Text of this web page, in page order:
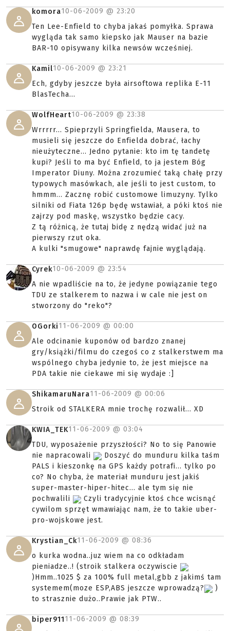
komora10-06-2009 @ 23:20
Ten Lee-Enfield to chyba jakaś pomyłka. Sprawa
wygląda tak samo kiepsko jak Mauser na bazie
BAR-10 opisywany kilka newsów wcześniej.
Kamil10-06-2009 @ 23:21
Ech, gdyby jeszcze była airsoftowa replika E-11
BlasTecha...
WolfHeart10-06-2009 @ 23:38
Wrrrrr... Spieprzyli Springfielda, Mausera, to
musieli się jeszcze do Enfielda dobrać, łachy
nieużyteczne... Jedno pytanie: kto im tę tandetę
kupi? Jeśli to ma być Enfield, to ja jestem Bóg
Imperator Diuny. Można zrozumieć taką chałę przy
typowych masówkach, ale jeśli to jest custom, to
hmmm... Zacznę robić customowe limuzyny. Tylko
silniki od Fiata 126p będę wstawiał, a póki ktoś nie
zajrzy pod maskę, wszystko będzie cacy.
Z tą różnicą, że tutaj bidę z nędzą widać już na
pierwszy rzut oka.
A kulki "smugowe" naprawdę fajnie wyglądają.
Cyrek10-06-2009 @ 23:54
A nie wpadliście na to, że jedyne powiązanie tego
TDU ze stalkerem to nazwa i w cale nie jest on
stworzony do "reko"?
OGorki11-06-2009 @ 00:00
Ale odcinanie kuponów od bardzo znanej
gry/książki/filmu do czegoś co z stalkerstwem ma
wspólnego chyba jedynie to, że jest miejsce na
PDA takie nie ciekawe mi się wydaje :]
ShikamaruNara11-06-2009 @ 00:06
Stroik od STALKERA mnie trochę rozwalił... XD
KWIA_TEK11-06-2009 @ 03:04
TDU, wyposażenie przyszłości? No to się Panowie
nie napracowali
Doszyć do munduru kilka taśm
PALS i kieszonkę na GPS każdy potrafi... tylko po
co? No chyba, że materiał munduru jest jakiś
super-master-hiper-hitec... ale tym się nie
pochwalili
Czyli tradycyjnie ktoś chce wcisnąć
cywilom sprzęt wmawiając nam, że to takie uber-
pro-wojskowe jest.
Krystian_Ck11-06-2009 @ 08:36
o kurka wodna..juz wiem na co odkładam
pieniadze..! (stroik stalkera oczywiscie
)Hmm..1025 $ za 100% full metal,gbb z jakimś tam
systemem(moze ESP,ABS jeszcze wprowadzą?
)
to strasznie dużo..Prawie jak PTW..
biper91111-06-2009 @ 08:39